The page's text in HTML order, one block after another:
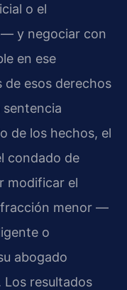
o el
y negociar con
en ese
de esos derechos
de los hechos, el
condado de
modificar el
menor —
o
abogado
Los resultados